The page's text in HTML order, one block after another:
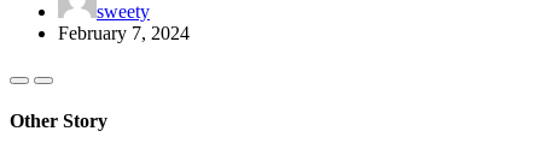
sweety
February 7, 2024
Other Story